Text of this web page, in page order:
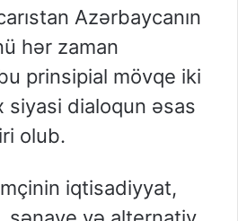
Azərbaycanın
hər zaman
prinsipial mövqe iki
siyasi dialoqun əsas
olub.
iqtisadiyyat,